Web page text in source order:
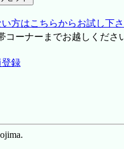
方はこちらからお試し下
ーナーまでお越しくださ
登録